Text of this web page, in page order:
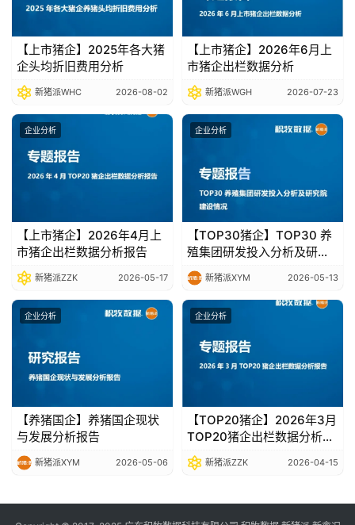
今
日
猪
价
【上市猪企】2025年各大猪
企头均折旧费用分析
新猪派WHC 2026-08-02
【上市猪企】2026年6月上
市猪企出栏数据分析
新猪派WGH 2026-07-23
企业分析
【上市猪企】2026年4月上
市猪企出栏数据分析报告
新猪派ZZK 2026-05-17
企业分析
【TOP30猪企】TOP30 养
殖集团研发投入分析及研究
院建设情况
新猪派XYM 2026-05-13
企业分析
【养猪国企】养猪国企现状
与发展分析报告
新猪派XYM 2026-05-06
企业分析
【TOP20猪企】2026年3月
TOP20猪企出栏数据分析报
告
新猪派ZZK 2026-04-15